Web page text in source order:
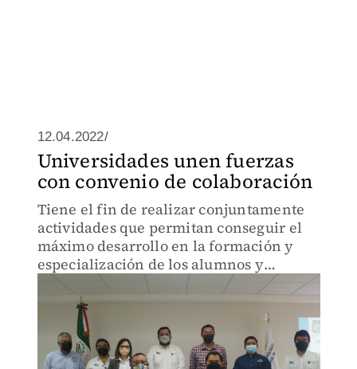
12.04.2022/
Universidades unen fuerzas
con convenio de colaboración
Tiene el fin de realizar conjuntamente
actividades que permitan conseguir el
máximo desarrollo en la formación y
especialización de los alumnos y
docentes de ambas instituciones.